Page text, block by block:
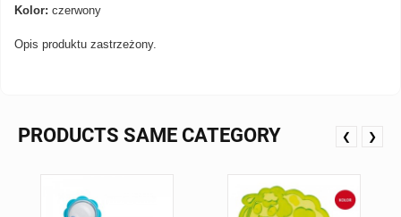
Kolor: czerwony
Opis produktu zastrzeżony.
PRODUCTS SAME CATEGORY ❮ ❯